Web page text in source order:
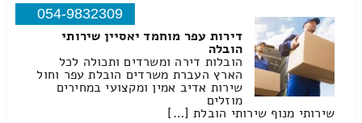
054-9832309
דירות עפר מוחמד יאסיין שירותי
הובלה
הובלות דירה ומשרדים ותכולה לכל
הארץ העברת משרדים הובלת עפר וחול
שירות אדיב אמין ומקצועי במחירים
מוזלים
שירותי מנוף שירותי הובלת […]